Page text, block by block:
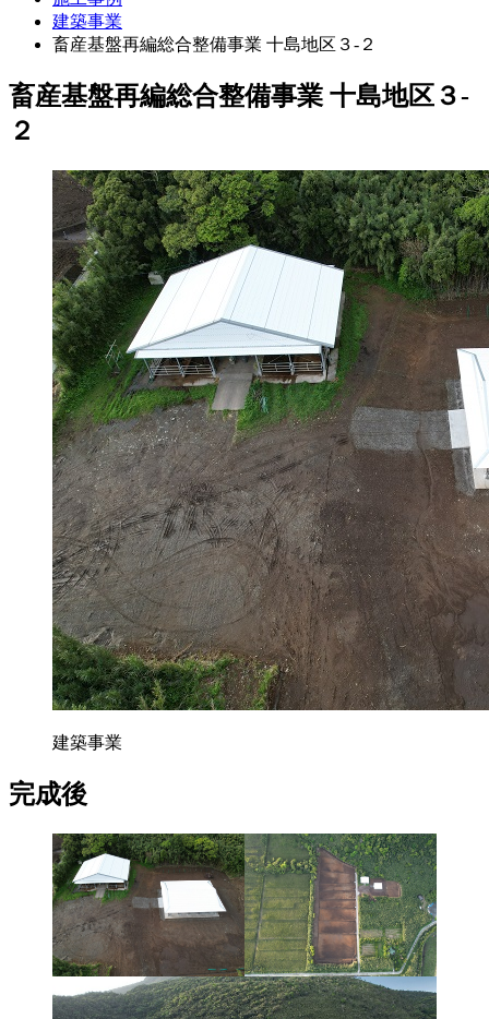
建築事業
畜産基盤再編総合整備事業 十島地区３‐２
畜産基盤再編総合整備事業 十島地区３‐
２
建築事業
完成後